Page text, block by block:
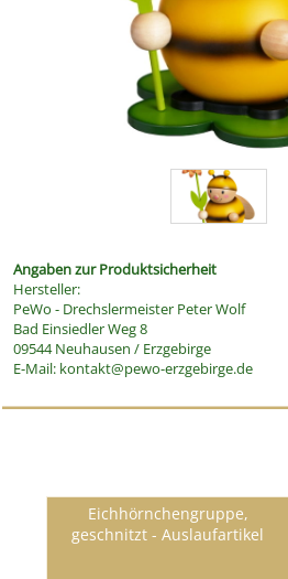
Angaben zur Produktsicherheit
Hersteller:
PeWo - Drechslermeister Peter Wolf
Bad Einsiedler Weg 8
09544 Neuhausen / Erzgebirge
E-Mail: kontakt@pewo-erzgebirge.de
Eichhörnchengruppe,
geschnitzt - Auslaufartikel